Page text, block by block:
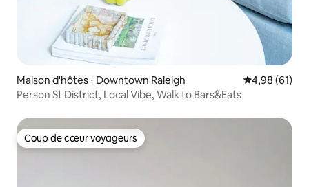
Maison d'hôtes ⋅ Downtown Raleigh Évaluation
4,98 (61)
Person St District, Local Vibe, Walk to Bars&Eats
Coup de cœur voyageurs
Coup de cœur voyageurs